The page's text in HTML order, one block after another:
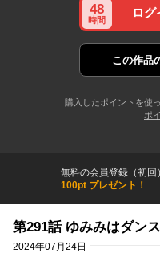
48
時間
ログ
この作品
購入したポイントを使
ポ
無料の会員登録（初回
100pt プレゼント！
第291話 ゆみみはダン
2024年07月24日